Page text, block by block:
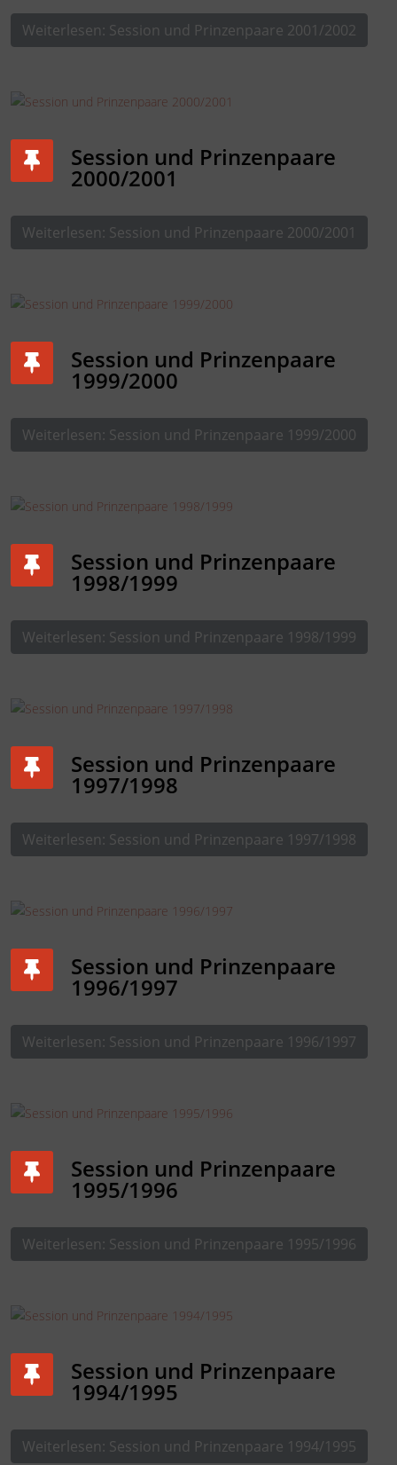
Weiterlesen: Session und Prinzenpaare 2001/2002
Session und Prinzenpaare
2000/2001
Weiterlesen: Session und Prinzenpaare 2000/2001
Session und Prinzenpaare
1999/2000
Weiterlesen: Session und Prinzenpaare 1999/2000
Session und Prinzenpaare
1998/1999
Weiterlesen: Session und Prinzenpaare 1998/1999
Session und Prinzenpaare
1997/1998
Weiterlesen: Session und Prinzenpaare 1997/1998
Session und Prinzenpaare
1996/1997
Weiterlesen: Session und Prinzenpaare 1996/1997
Session und Prinzenpaare
1995/1996
Weiterlesen: Session und Prinzenpaare 1995/1996
Session und Prinzenpaare
1994/1995
Weiterlesen: Session und Prinzenpaare 1994/1995